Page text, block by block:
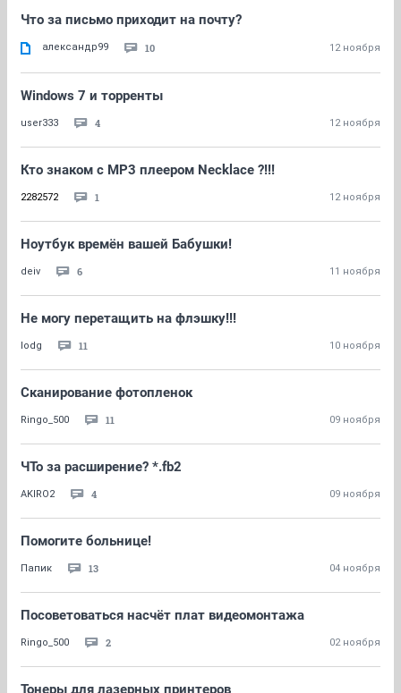
Что за письмо приходит на почту?
александр99 10 12 ноября
Windows 7 и торренты
user333 4 12 ноября
Кто знаком с MP3 плеером Necklace ?!!!
2282572 1 12 ноября
Ноутбук времён вашей Бабушки!
deiv 6 11 ноября
Не могу перетащить на флэшку!!!
lodg 11 10 ноября
Сканирование фотопленок
Ringo_500 11 09 ноября
ЧТо за расширение? *.fb2
AKIRO2 4 09 ноября
Помогите больнице!
Папик 13 04 ноября
Посоветоваться насчёт плат видеомонтажа
Ringo_500 2 02 ноября
Тонеры для лазерных принтеров